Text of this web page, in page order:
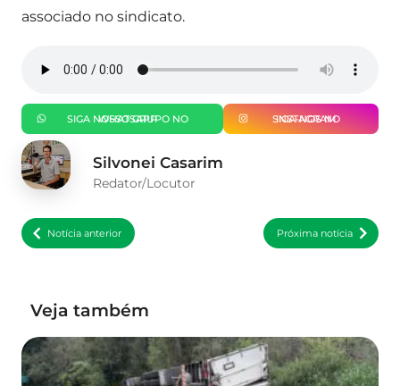
associado no sindicato.
SIGA NOSSO GRUPO NO WHATSAPP SIGA-NOS NO INSTAGRAM
Silvonei Casarim
Redator/Locutor
Notícia anterior Próxima notícia
Veja também